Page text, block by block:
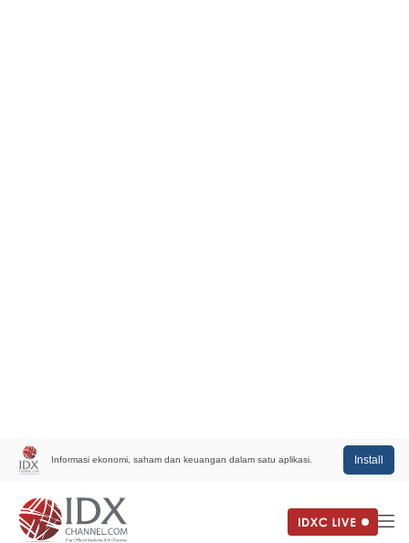
Informasi ekonomi, saham dan keuangan dalam satu aplikasi. Install